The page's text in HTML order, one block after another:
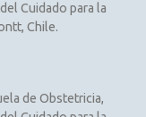
Cuidado para la
Chile.
de Obstetricia,